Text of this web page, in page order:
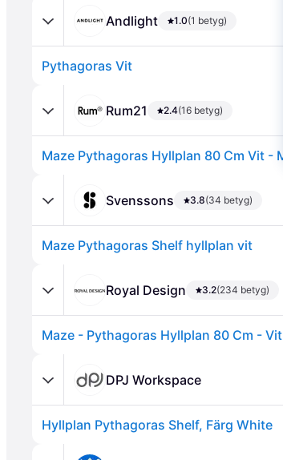
Andlight 1.0(1 betyg)
Pythagoras Vit
Rum21 2.4(16 betyg)
Svenssons 3.8(34 betyg)
Maze Pythagoras Shelf hyllplan vit
Royal Design 3.2(234 betyg)
Maze - Pythagoras Hyllplan 80 Cm - Vit
DPJ Workspace
Hyllplan Pythagoras Shelf, Färg White